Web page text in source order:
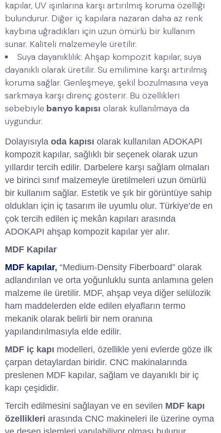
kapılar, UV ışınlarına karşı artırılmış koruma özelliği
bulundurur. Diğer iç kapılara nazaran daha az renk
kaybına uğradıkları için uzun ömürlü bir kullanım
sunar. Kaliteli malzemeyle üretilir.
Suya dayanıklılık: Ahşap kompozit kapılar, suya
dayanıklı olarak üretilir. Su emilimine karşı artırılmış
koruma sağlar. Genleşmeye, şekil bozulmasına veya
sarkmaya karşı direnç gösterir. Bu özellikleri
sebebiyle banyo kapısı olarak kullanılmaya da
uygundur.
Dolayısıyla oda kapısı olarak kullanılan ADOKAPI
kompozit kapılar, sağlıklı bir seçenek olarak uzun
yıllardır tercih edilir. Darbelere karşı sağlam olmaları
ve birinci sınıf malzemeyle üretilmeleri uzun ömürlü
bir kullanım sağlar. Estetik ve şık bir görüntüye sahip
oldukları için iç tasarım ile uyumlu olur. Türkiye’de en
çok tercih edilen iç mekân kapıları arasında
ADOKAPI ahşap kompozit kapılar yer alır.
MDF Kapılar
MDF kapılar, “Medium-Density Fiberboard” olarak
adlandırılan ve orta yoğunluklu sunta anlamına gelen
malzeme ile üretilir. MDF, ahşap veya diğer selülozik
ham maddelerden elde edilen elyafların termo
mekanik olarak belirli bir nem oranına
yapılandırılmasıyla elde edilir.
MDF iç kapı modelleri, özellikle yeni evlerde göze ilk
çarpan detaylardan biridir. CNC makinalarında
preslenen MDF kapılar, sağlam ve dayanıklı bir iç
kapı çeşididir.
Tercih edilmesini sağlayan ve en sevilen MDF kapı
özellikleri arasında CNC makineleri ile üzerine oyma